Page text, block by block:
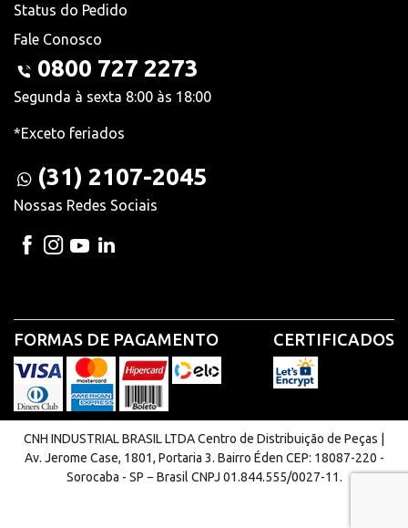
Status do Pedido
Fale Conosco
0800 727 2273
Segunda à sexta 8:00 às 18:00
*Exceto feriados
(31) 2107-2045
Nossas Redes Sociais
FORMAS DE PAGAMENTO CERTIFICADOS
CNH INDUSTRIAL BRASIL LTDA Centro de Distribuição de Peças |
Av. Jerome Case, 1801, Portaria 3. Bairro Éden CEP: 18087-220 -
Sorocaba - SP − Brasil CNPJ 01.844.555/0027-11.